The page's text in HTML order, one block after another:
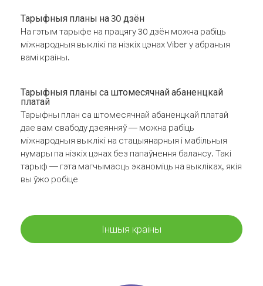
Тарыфныя планы на 30 дзён
На гэтым тарыфе на працягу 30 дзён можна рабіць
міжнародныя выклікі па нізкіх цэнах Viber у абраныя
вамі краіны.
Тарыфныя планы са штомесячнай абаненцкай
платай
Тарыфны план са штомесячнай абаненцкай платай
дае вам свабоду дзеянняў — можна рабіць
міжнародныя выклікі на стацыянарныя і мабільныя
нумары па нізкіх цэнах без папаўнення балансу. Такі
тарыф — гэта магчымасць эканоміць на выкліках, якія
вы ўжо робіце
Іншыя краіны